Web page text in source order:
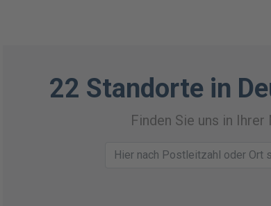
22 Standorte in
Finden Sie uns in Ihrer